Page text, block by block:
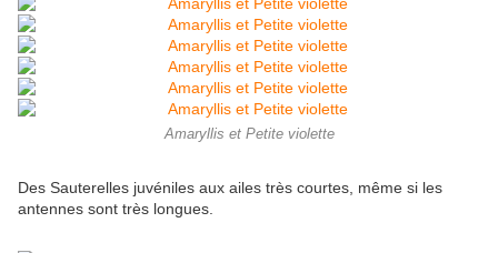
Amaryllis et Petite violette
Des Sauterelles juvéniles aux ailes très courtes, même si les
antennes sont très longues.